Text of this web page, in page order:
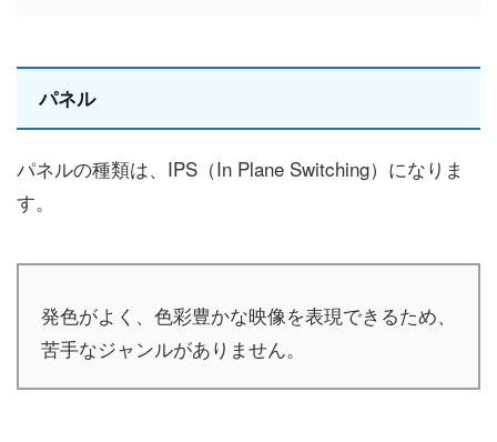
パネル
パネルの種類は、IPS（In Plane Switching）になりま
す。
発色がよく、色彩豊かな映像を表現できるため、
苦手なジャンルがありません。